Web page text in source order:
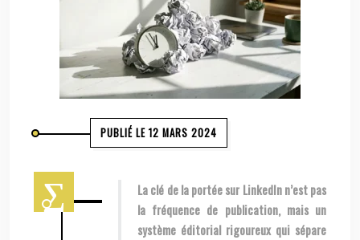
PUBLIÉ LE 12 MARS 2024
La clé de la portée sur LinkedIn n’est pas
la fréquence de publication, mais un
système éditorial rigoureux qui sépare